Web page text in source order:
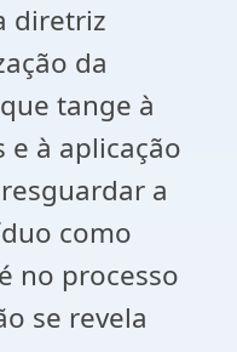
diretriz
da
tange à
e à aplicação
a
como
no processo
se revela